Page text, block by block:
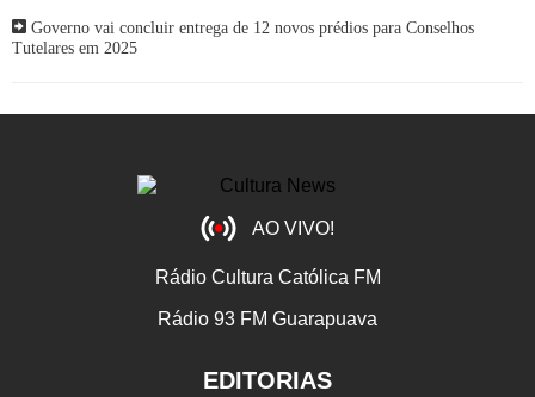
Governo vai concluir entrega de 12 novos prédios para Conselhos
Tutelares em 2025
AO VIVO!
Rádio Cultura Católica FM
Rádio 93 FM Guarapuava
EDITORIAS